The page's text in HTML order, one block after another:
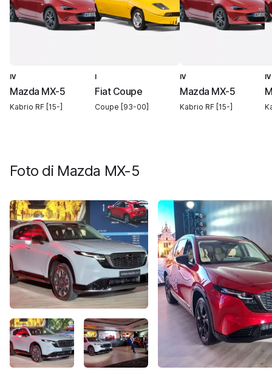
IV
Mazda MX-5
Kabrio RF [15-]
I
Fiat Coupe
Coupe [93-00]
IV
Mazda MX-5
Kabrio RF [15-]
IV
Foto di Mazda MX-5